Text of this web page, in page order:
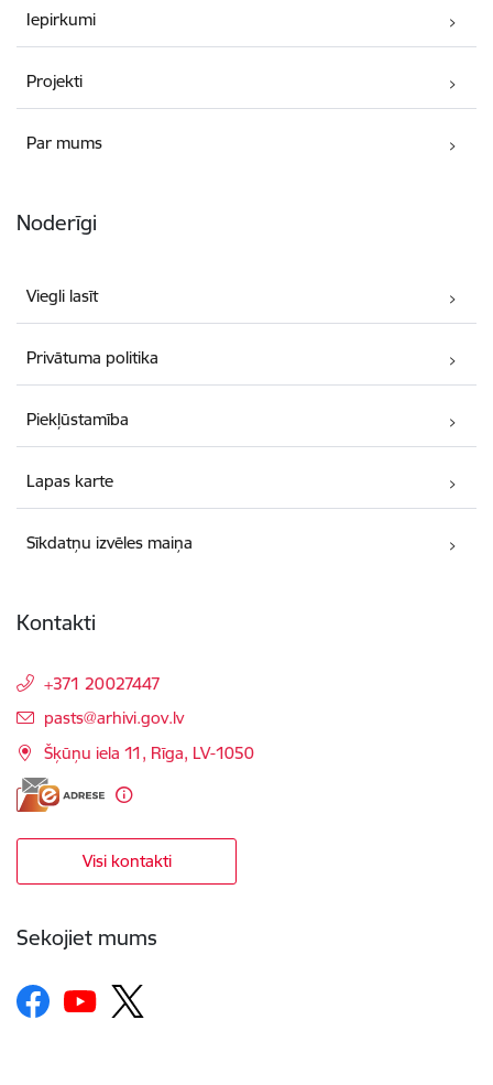
Iepirkumi
Projekti
Par mums
Noderīgi
Viegli lasīt
Privātuma politika
Piekļūstamība
Lapas karte
Sīkdatņu izvēles maiņa
Kontakti
+371 20027447
E-pasts:
pasts@arhivi.gov.lv
Šķūņu iela 11, Rīga, LV-1050
Visi kontakti
Sekojiet mums